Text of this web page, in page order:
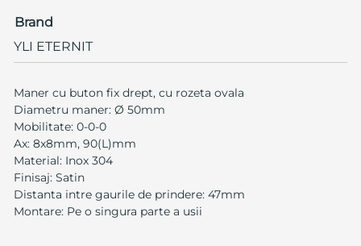
Brand
YLI ETERNIT
Maner cu buton fix drept, cu rozeta ovala
Diametru maner: Ø 50mm
Mobilitate: 0-0-0
Ax: 8x8mm, 90(L)mm
Material: Inox 304
Finisaj: Satin
Distanta intre gaurile de prindere: 47mm
Montare: Pe o singura parte a usii